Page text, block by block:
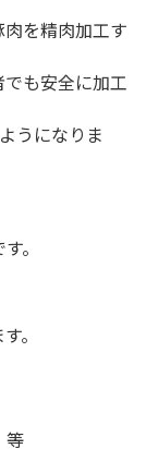
を精肉加工す
も安全に加工
うになりま
。
。
等